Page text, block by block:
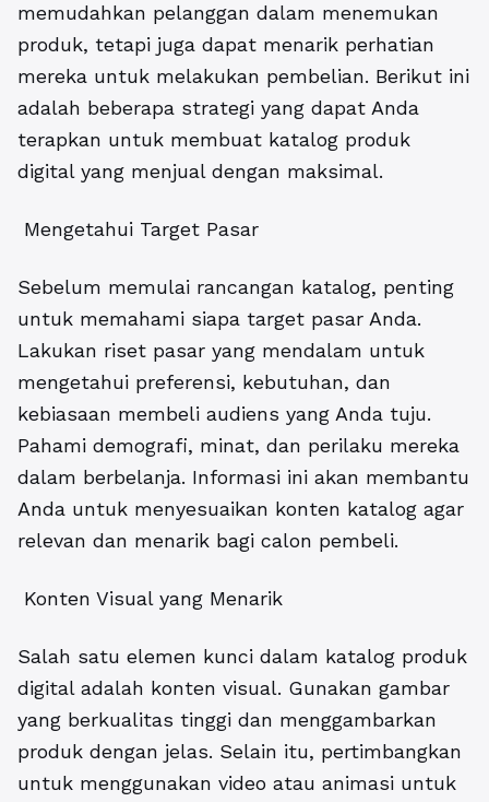
memudahkan pelanggan dalam menemukan
produk, tetapi juga dapat menarik perhatian
mereka untuk melakukan pembelian. Berikut ini
adalah beberapa strategi yang dapat Anda
terapkan untuk membuat katalog produk
digital yang menjual dengan maksimal.
Mengetahui Target Pasar
Sebelum memulai rancangan katalog, penting
untuk memahami siapa target pasar Anda.
Lakukan riset pasar yang mendalam untuk
mengetahui preferensi, kebutuhan, dan
kebiasaan membeli audiens yang Anda tuju.
Pahami demografi, minat, dan perilaku mereka
dalam berbelanja. Informasi ini akan membantu
Anda untuk menyesuaikan konten katalog agar
relevan dan menarik bagi calon pembeli.
Konten Visual yang Menarik
Salah satu elemen kunci dalam katalog produk
digital adalah konten visual. Gunakan gambar
yang berkualitas tinggi dan menggambarkan
produk dengan jelas. Selain itu, pertimbangkan
untuk menggunakan video atau animasi untuk